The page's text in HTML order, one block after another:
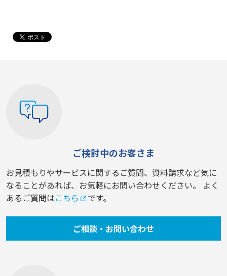
ご検討中のお客さま
お見積もりやサービスに関するご質問、資料請求など気に
なることがあれば、お気軽にお問い合わせください。 よく
あるご質問はこちら です。
ご相談・お問い合わせ